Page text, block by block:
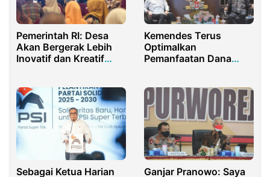
Pemerintah RI: Desa
Akan Bergerak Lebih
Inovatif dan Kreatif
Kemendes Terus
Optimalkan
Pemanfaatan Dana
Sebagai Ketua Harian
Ganjar Pranowo: Saya